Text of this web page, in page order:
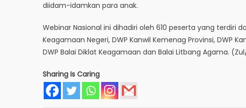
diidam-idamkan para anak.
Webinar Nasional ini dihadiri oleh 610 peserta yang terdiri
Keagamaan Negeri, DWP Kanwil Kemenag Provinsi, DWP
DWP Balai Diklat Keagamaan dan Balai Litbang Agama.
Sharing Is Caring